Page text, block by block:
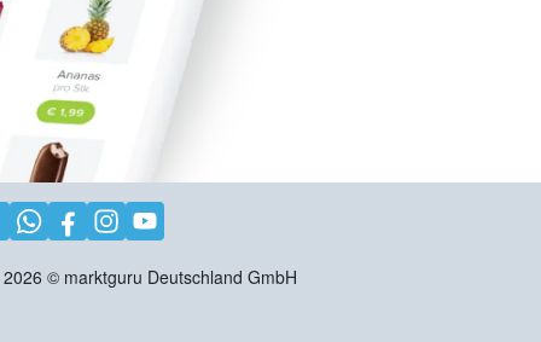
2026 © marktguru Deutschland GmbH